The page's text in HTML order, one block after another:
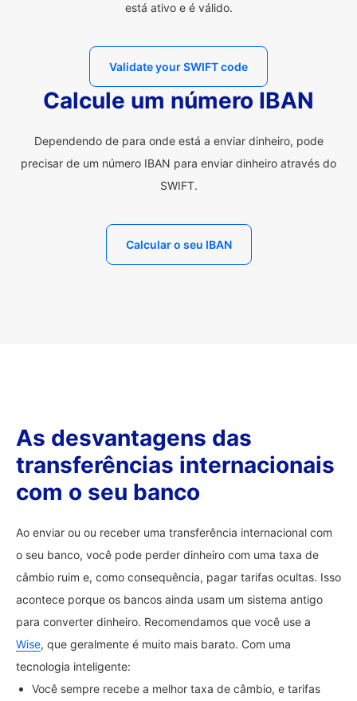
está ativo e é válido.
Validate your SWIFT code
Calcule um número IBAN
Dependendo de para onde está a enviar dinheiro, pode
precisar de um número IBAN para enviar dinheiro através do
SWIFT.
Calcular o seu IBAN
As desvantagens das
transferências internacionais
com o seu banco
Ao enviar ou ou receber uma transferência internacional com
o seu banco, você pode perder dinheiro com uma taxa de
câmbio ruim e, como consequência, pagar tarifas ocultas. Isso
acontece porque os bancos ainda usam um sistema antigo
para converter dinheiro. Recomendamos que você use a
Wise, que geralmente é muito mais barato. Com uma
tecnologia inteligente:
Você sempre recebe a melhor taxa de câmbio, e tarifas